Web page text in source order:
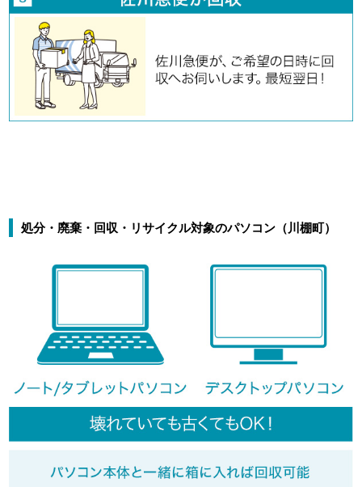
処分・廃棄・回収・リサイクル対象のパソコン（川棚町）